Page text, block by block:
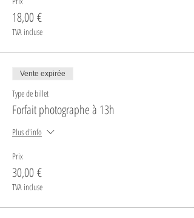
18,00 €
TVA incluse
Vente expirée
Type de billet
Forfait photographe à 13h
Plus d'info
Prix
30,00 €
TVA incluse